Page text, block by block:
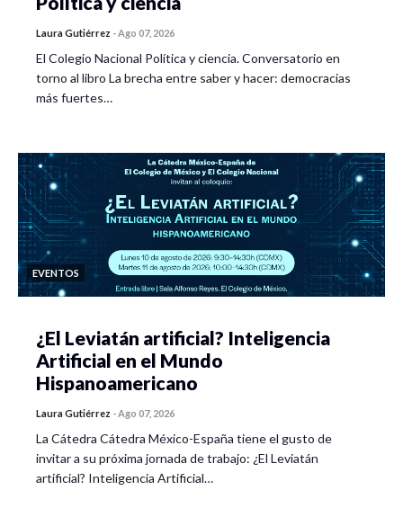
Jueves 7 de octubre – 16 a 18
Diálogo sobre la interdisciplina en los programas de
formación y en la práctica de investigación
Objetivo: Recuperar las reflexiones de los participantes en
torno a diversas experiencias de formación y trabajo
interdisciplinar con el objetivo de poner en común los retos
y aprendizajes que se enfrentan en la práctica académica.
La investigación desde la interdisciplina
Recuento de retos y logros
Zenia Yébenes (UAM-Cuajimalpa) – Kristina Pirker
(Instituto Mora) –- María José Rodríguez (UACM) –
Laura Gutiérrez -Ago 07, 2026
El Colegio Nacional Política y ciencia. Conversatorio en
torno al libro La brecha entre saber y hacer: democracias
más fuertes…
EVENTOS
¿El Leviatán artificial? Inteligencia
Artificial en el Mundo
Hispanoamericano
Laura Gutiérrez -Ago 07, 2026
La Cátedra Cátedra México-España tiene el gusto de
invitar a su próxima jornada de trabajo: ¿El Leviatán
artificial? Inteligencia Artificial…